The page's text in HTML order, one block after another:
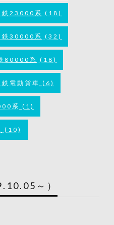
鉄23000系 (18)
鉄30000系 (32)
80000系 (18)
鉄電動貨車 (6)
系 (1)
(10)
～）